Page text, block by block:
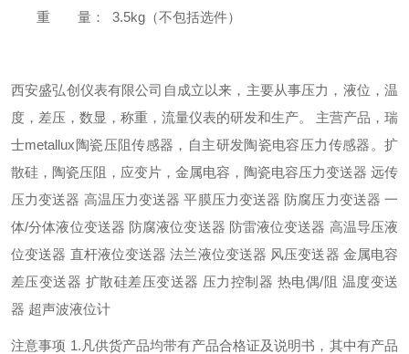
重 量： 3.5kg（不包括选件）
西安盛弘创仪表有限公司自成立以来，主要从事压力，液位，温
度，差压，数显，称重，流量仪表的研发和生产。 主营产品，瑞
士metallux陶瓷压阻传感器，自主研发陶瓷电容压力传感器。扩
散硅，陶瓷压阻，应变片，金属电容，陶瓷电容压力变送器 远传
压力变送器 高温压力变送器 平膜压力变送器 防腐压力变送器 一
体/分体液位变送器 防腐液位变送器 防雷液位变送器 高温导压液
位变送器 直杆液位变送器 法兰液位变送器 风压变送器 金属电容
差压变送器 扩散硅差压变送器 压力控制器 热电偶/阻 温度变送
器 超声波液位计
注意事项 1.凡供货产品均带有产品合格证及说明书，其中有产品